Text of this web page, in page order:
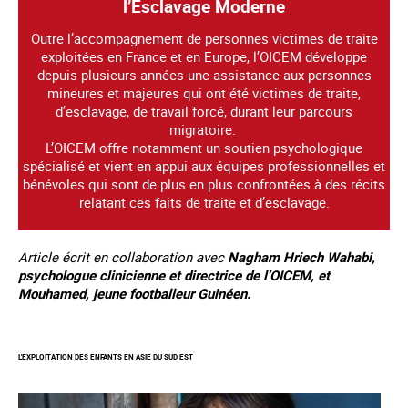
l’Esclavage Moderne
Outre l’accompagnement de personnes victimes de traite
exploitées en France et en Europe, l’OICEM développe
depuis plusieurs années une assistance aux personnes
mineures et majeures qui ont été victimes de traite,
d’esclavage, de travail forcé, durant leur parcours
migratoire.
L’OICEM offre notamment un soutien psychologique
spécialisé et vient en appui aux équipes professionnelles et
bénévoles qui sont de plus en plus confrontées à des récits
relatant ces faits de traite et d’esclavage.
Article écrit en collaboration avec Nagham Hriech Wahabi,
psychologue clinicienne et directrice de l’OICEM, et
Mouhamed, jeune footballeur Guinéen.
L'EXPLOITATION DES ENFANTS EN ASIE DU SUD EST